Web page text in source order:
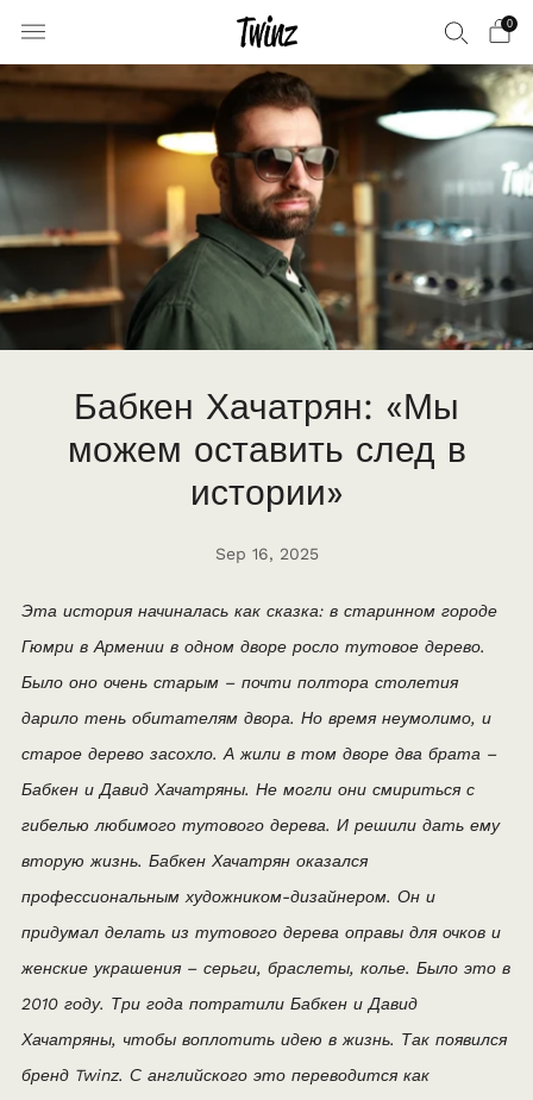
0
Бабкен Хачатрян: «Мы
можем оставить след в
истории»
Sep 16, 2025
Эта история начиналась как сказка: в старинном городе
Гюмри в Армении в одном дворе росло тутовое дерево.
Было оно очень старым – почти полтора столетия
дарило тень обитателям двора. Но время неумолимо, и
старое дерево засохло. А жили в том дворе два брата –
Бабкен и Давид Хачатряны. Не могли они смириться с
гибелью любимого тутового дерева. И решили дать ему
вторую жизнь. Бабкен Хачатрян оказался
профессиональным художником-дизайнером. Он и
придумал делать из тутового дерева оправы для очков и
женские украшения – серьги, браслеты, колье. Было это в
2010 году. Три года потратили Бабкен и Давид
Хачатряны, чтобы воплотить идею в жизнь. Так появился
бренд Twinz. С английского это переводится как